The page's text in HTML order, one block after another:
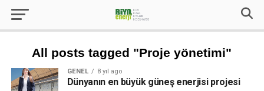
All posts tagged "Proje yönetimi"
GENEL 8 yıl ago
Dünyanın en büyük güneş enerjisi projesi